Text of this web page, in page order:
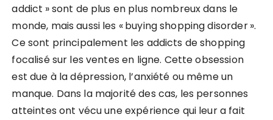
addict » sont de plus en plus nombreux dans le
monde, mais aussi les « buying shopping disorder ».
Ce sont principalement les addicts de shopping
focalisé sur les ventes en ligne. Cette obsession
est due à la dépression, l’anxiété ou même un
manque. Dans la majorité des cas, les personnes
atteintes ont vécu une expérience qui leur a fait